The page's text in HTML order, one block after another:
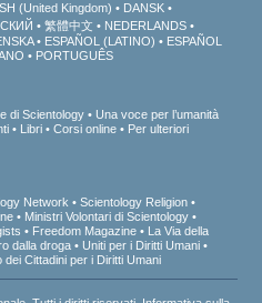
(United Kingdom)
DANSK
繁體中文
NEDERLANDS
ESPAÑOL (LATINO)
ESPAÑOL
PORTUGUÊS
di Scientology
Una voce per l’umanità
Libri Corsi online
Per ulteriori
Network
Scientology Religion
Ministri Volontari di Scientology
Freedom Magazine
La Via della
dalla droga
Uniti per i Diritti Umani
dei Cittadini per i Diritti Umani